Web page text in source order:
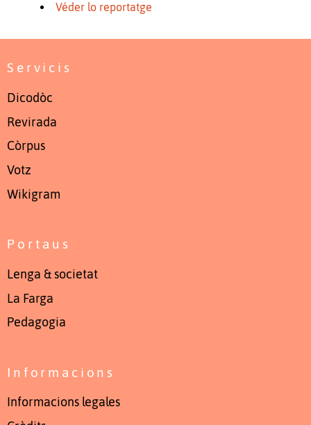
Véder lo reportatge
Servicis
Dicodòc
Revirada
Còrpus
Votz
Wikigram
Portaus
Lenga & societat
La Farga
Pedagogia
Informacions
Informacions legales